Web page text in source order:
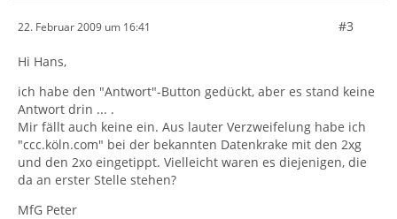
22. Februar 2009 um 16:41 #3
Hi Hans,
ich habe den "Antwort"-Button gedückt, aber es stand keine
Antwort drin ... .
Mir fällt auch keine ein. Aus lauter Verzweifelung habe ich
"ccc.köln.com" bei der bekannten Datenkrake mit den 2xg
und den 2xo eingetippt. Vielleicht waren es diejenigen, die
da an erster Stelle stehen?
MfG Peter